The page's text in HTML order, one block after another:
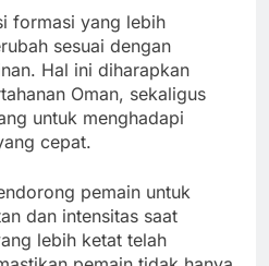
formasi yang lebih
sesuai dengan
Hal ini diharapkan
Oman, sekaligus
untuk menghadapi
cepat.
pemain untuk
dan intensitas saat
lebih ketat telah